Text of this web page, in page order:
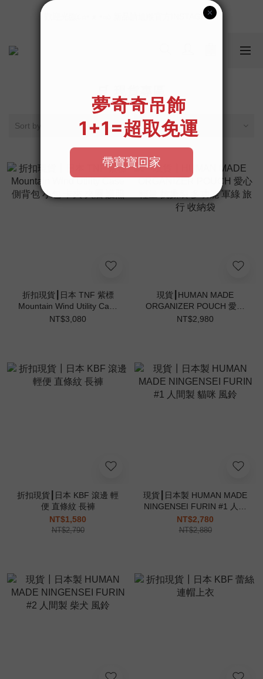
📣如果遇到結帳沒有反應，請另開瀏覽器 (不要直接從ig連結網站
歡迎光臨૮⍝• ᴥ •⍝ა 新品請追蹤官方INSTAGRAM
📣如果遇到結帳沒有反應，請另開瀏覽器 (不要直接從ig連結網站
Sort by 24 Items per page
折扣現貨┃日本 TNF 紫標
Mountain Wind Utility Case
側背包 小包 卡夾 夾層 護照
NT$3,080
現貨┃HUMAN MADE
ORGANIZER POUCH 愛心
輕量 抗撕裂 多功能 軍綠 旅
NT$2,980
折扣現貨┃日本 KBF 滾邊 輕
便 直條紋 長褲
NT$1,580
NT$2,790
現貨┃日本製 HUMAN MADE
NINGENSEI FURIN #1 人間
製 貓咪 風鈴
NT$2,780
NT$2,880